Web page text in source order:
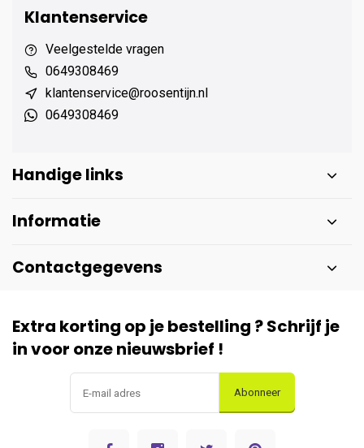
Klantenservice
Veelgestelde vragen
0649308469
klantenservice@roosentijn.nl
0649308469
Handige links
Informatie
Contactgegevens
Extra korting op je bestelling ? Schrijf je
in voor onze nieuwsbrief !
Abonneer